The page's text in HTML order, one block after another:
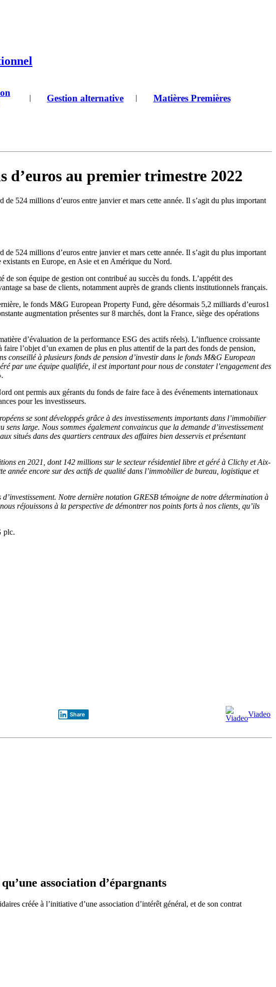
| Gestion alternative | Matières Premières
au premier trimestre 2022
524 millions d’euros entre janvier et mars cette année. Il s’agit du plus important
524 millions d’euros entre janvier et mars cette année. Il s’agit du plus important
en Europe, en Asie et en Amérique du Nord.
son équipe de gestion ont contribué au succès du fonds. L’appétit des
sa base de clients, notamment auprès de grands clients institutionnels français.
le fonds M&G European Property Fund, gère désormais 5,2 milliards d’euros1
augmentation présentes sur 8 marchés, dont la France, siège des opérations
d’évaluation de la performance ESG des actifs réels). L’influence croissante
l’objet d’un examen de plus en plus attentif de la part des fonds de pension,
conseillé à plusieurs fonds de pension d’investir dans le fonds M&G European
par une équipe qualifiée, il est important pour nous de constater l’engagement des
ont permis aux gérants du fonds de faire face à des événements internationaux
pour les investisseurs.
se sont développés grâce à des investissements importants dans l’immobilier
large. Nous sommes également convaincus que la demande d’investissement
situés dans des quartiers centraux des affaires bien desservis et présentant
en 2021, dont 142 millions sur le secteur résidentiel libre et géré à Clichy et Aix-
année encore sur des actifs de qualité dans l’immobilier de bureau, logistique et
Notre dernière notation GRESB témoigne de notre détermination à
réjouissons à la perspective de démontrer nos points forts à nos clients, qu’ils
plc.
Share Viadeo
association d’épargnants
créée à l’initiative d’une association d’intérêt général, et de son contrat